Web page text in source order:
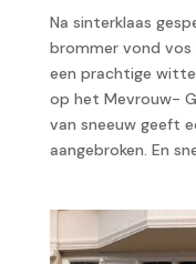
Na sinterklaas
brommer vond
een prachtige witte
op het Mevrouw-
van sneeuw geeft
aangebroken. En